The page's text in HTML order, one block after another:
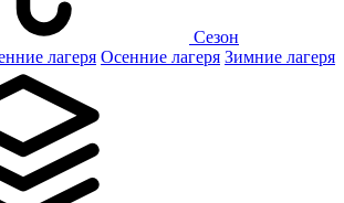
Сезон
лагеря Осенние лагеря Зимние лагеря